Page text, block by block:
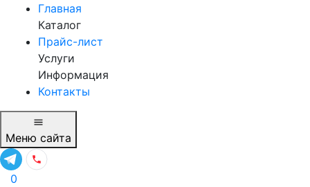
Главная
Каталог
Прайс-лист
Услуги
Информация
Контакты
Меню сайта
0